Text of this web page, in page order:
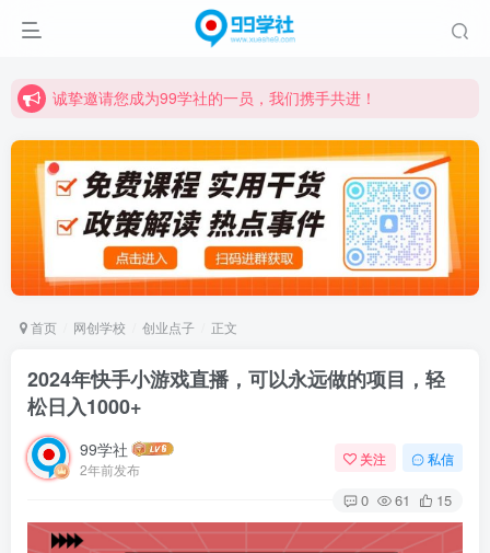
诚挚邀请您成为99学社的一员，我们携手共进！
诚挚邀请您成为99学社的一员，我们携手共进！
学习路上不孤独，99学社与你同行！分享全网优质VIP资源，炒股教程、创业教程、网络营销教程、自媒体短视频教程等，长期更新各大精品创业项目！
首页 网创学校 创业点子 正文
2024年快手小游戏直播，可以永远做的项目，轻
松日入1000+
99学社
2年前发布
关注 私信
0 61 15